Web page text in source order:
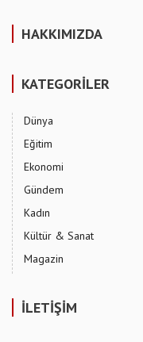
HAKKIMIZDA
KATEGORİLER
Dünya
Eğitim
Ekonomi
Gündem
Kadın
Kültür & Sanat
Magazin
İLETİŞİM